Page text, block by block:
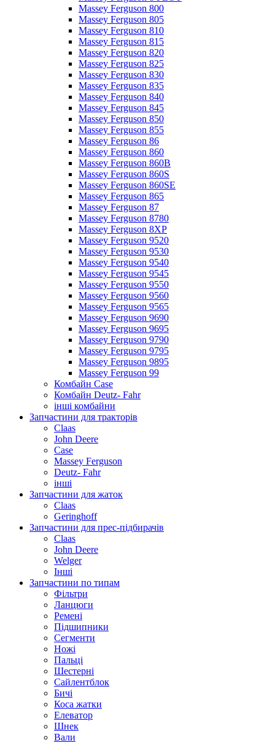
Massey Ferguson 800
Massey Ferguson 805
Massey Ferguson 810
Massey Ferguson 815
Massey Ferguson 820
Massey Ferguson 825
Massey Ferguson 830
Massey Ferguson 835
Massey Ferguson 840
Massey Ferguson 845
Massey Ferguson 850
Massey Ferguson 855
Massey Ferguson 86
Massey Ferguson 860
Massey Ferguson 860B
Massey Ferguson 860S
Massey Ferguson 860SE
Massey Ferguson 865
Massey Ferguson 87
Massey Ferguson 8780
Massey Ferguson 8XP
Massey Ferguson 9520
Massey Ferguson 9530
Massey Ferguson 9540
Massey Ferguson 9545
Massey Ferguson 9550
Massey Ferguson 9560
Massey Ferguson 9565
Massey Ferguson 9690
Massey Ferguson 9695
Massey Ferguson 9790
Massey Ferguson 9795
Massey Ferguson 9895
Massey Ferguson 99
Комбайн Case
Комбайн Deutz- Fahr
інші комбайни
Запчастини для тракторів
Claas
John Deere
Case
Massey Ferguson
Deutz- Fahr
інші
Запчастини для жаток
Claas
Geringhoff
Запчастини для прес-підбирачів
Claas
John Deere
Welger
Інші
Запчастини по типам
Фільтри
Ланцюги
Ремені
Підшипники
Сегменти
Ножі
Пальці
Шестерні
Сайлентблок
Бичі
Коса жатки
Елеватор
Шнек
Вали